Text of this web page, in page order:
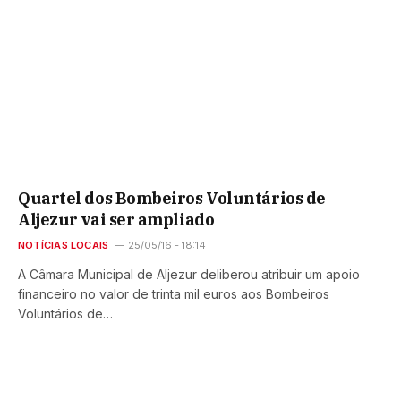
Quartel dos Bombeiros Voluntários de
Aljezur vai ser ampliado
NOTÍCIAS LOCAIS 25/05/16 - 18:14
A Câmara Municipal de Aljezur deliberou atribuir um apoio
financeiro no valor de trinta mil euros aos Bombeiros
Voluntários de…